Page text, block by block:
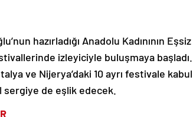
hazırladığı Anadolu Kadınının Eşsiz
izleyiciyle buluşmaya başladı.
ve Nijerya’daki 10 ayrı festivale kabul
sergiye de eşlik edecek.